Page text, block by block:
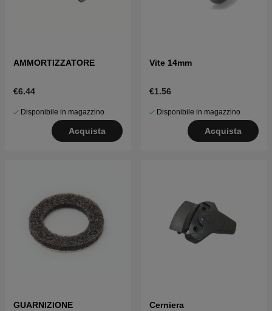
AMMORTIZZATORE
€6.44
Disponibile in magazzino
Acquista
Vite 14mm
€1.56
Disponibile in magazzino
Acquista
GUARNIZIONE Cerniera